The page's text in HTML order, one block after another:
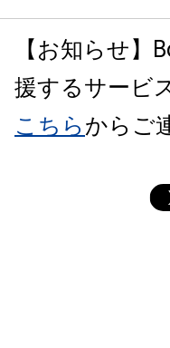
【お知らせ】
援するサービ
こちら からご